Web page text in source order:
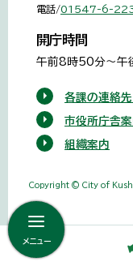
メニュー
電話/01547-6-
開庁時間
午前8時50分～午
各課の連絡先
市役所庁舎
組織案内
Copyright © City of